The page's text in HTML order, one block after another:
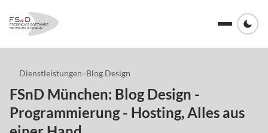
Dienstleistungen >Blog Design
FSnD München: Blog Design -
Programmierung - Hosting, Alles aus